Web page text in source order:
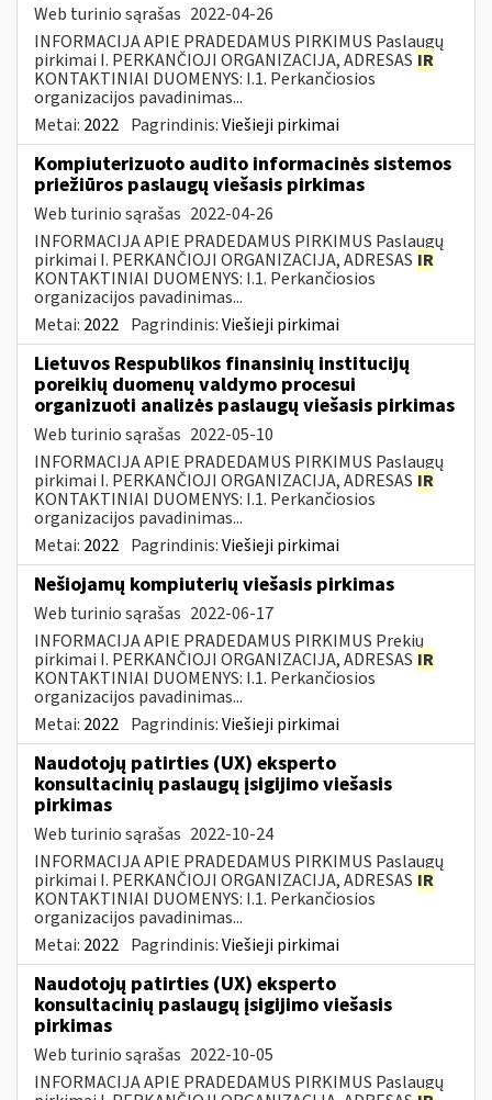
Web turinio sąrašas 2022-04-26
INFORMACIJA APIE PRADEDAMUS PIRKIMUS Paslaugų
pirkimai I. PERKANČIOJI ORGANIZACIJA, ADRESAS IR
KONTAKTINIAI DUOMENYS: I.1. Perkančiosios
organizacijos pavadinimas...
Metai: 2022 Pagrindinis:Viešieji pirkimai
Kompiuterizuoto audito informacinės sistemos
priežiūros paslaugų viešasis pirkimas
Web turinio sąrašas 2022-04-26
INFORMACIJA APIE PRADEDAMUS PIRKIMUS Paslaugų
pirkimai I. PERKANČIOJI ORGANIZACIJA, ADRESAS IR
KONTAKTINIAI DUOMENYS: I.1. Perkančiosios
organizacijos pavadinimas...
Metai: 2022 Pagrindinis:Viešieji pirkimai
Lietuvos Respublikos finansinių institucijų
poreikių duomenų valdymo procesui
organizuoti analizės paslaugų viešasis pirkimas
Web turinio sąrašas 2022-05-10
INFORMACIJA APIE PRADEDAMUS PIRKIMUS Paslaugų
pirkimai I. PERKANČIOJI ORGANIZACIJA, ADRESAS IR
KONTAKTINIAI DUOMENYS: I.1. Perkančiosios
organizacijos pavadinimas...
Metai: 2022 Pagrindinis:Viešieji pirkimai
Nešiojamų kompiuterių viešasis pirkimas
Web turinio sąrašas 2022-06-17
INFORMACIJA APIE PRADEDAMUS PIRKIMUS Prekių
pirkimai I. PERKANČIOJI ORGANIZACIJA, ADRESAS IR
KONTAKTINIAI DUOMENYS: I.1. Perkančiosios
organizacijos pavadinimas...
Metai: 2022 Pagrindinis:Viešieji pirkimai
Naudotojų patirties (UX) eksperto
konsultacinių paslaugų įsigijimo viešasis
pirkimas
Web turinio sąrašas 2022-10-24
INFORMACIJA APIE PRADEDAMUS PIRKIMUS Paslaugų
pirkimai I. PERKANČIOJI ORGANIZACIJA, ADRESAS IR
KONTAKTINIAI DUOMENYS: I.1. Perkančiosios
organizacijos pavadinimas...
Metai: 2022 Pagrindinis:Viešieji pirkimai
Naudotojų patirties (UX) eksperto
konsultacinių paslaugų įsigijimo viešasis
pirkimas
Web turinio sąrašas 2022-10-05
INFORMACIJA APIE PRADEDAMUS PIRKIMUS Paslaugų